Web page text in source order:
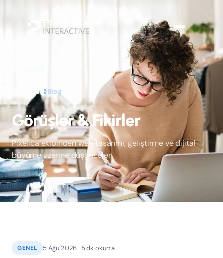
Ana Sayfa Blog
Görüşler & Fikirler
Pixelica ekibinden web tasarımı, geliştirme ve dijital
büyüme üzerine düşünceler.
GENEL 5 Ağu 2026 · 5 dk okuma